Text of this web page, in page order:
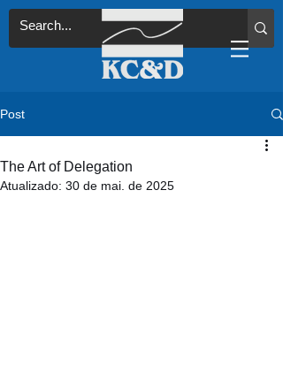
Post
The Art of Delegation
Atualizado: 30 de mai. de 2025